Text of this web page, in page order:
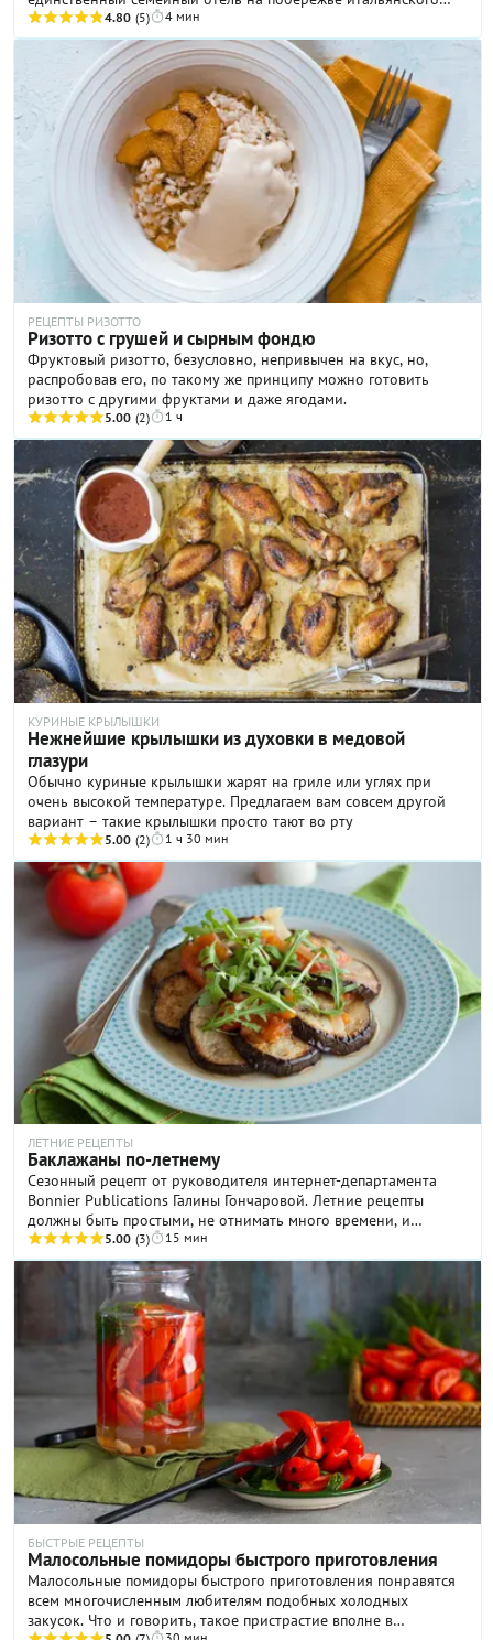
озера Комо. А секретом приготовления этого блюда с нами
поделился шеф-повар мишленовского ресторана Mistral
Этторе Боккья
4.80 (5) 4 мин
РЕЦЕПТЫ РИЗОТТО
Ризотто с грушей и сырным фондю
Фруктовый ризотто, безусловно, непривычен на вкус, но,
распробовав его, по такому же принципу можно готовить
ризотто с другими фруктами и даже ягодами.
5.00 (2) 1 ч
КУРИНЫЕ КРЫЛЫШКИ
Нежнейшие крылышки из духовки в медовой
глазури
Обычно куриные крылышки жарят на гриле или углях при
очень высокой температуре. Предлагаем вам совсем другой
вариант – такие крылышки просто тают во рту
5.00 (2) 1 ч 30 мин
ЛЕТНИЕ РЕЦЕПТЫ
Баклажаны по-летнему
Сезонный рецепт от руководителя интернет-департамента
Bonnier Publications Галины Гончаровой. Летние рецепты
должны быть простыми, не отнимать много времени, и
обязательно радовать глаз.
5.00 (3) 15 мин
БЫСТРЫЕ РЕЦЕПТЫ
Малосольные помидоры быстрого приготовления
Малосольные помидоры быстрого приготовления понравятся
всем многочисленным любителям подобных холодных
закусок. Что и говорить, такое пристрастие вполне в